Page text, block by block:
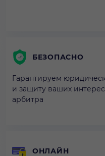
БЕЗОПАСНО
Гарантируем
и защиту ваших
арбитра
ОНЛАЙН